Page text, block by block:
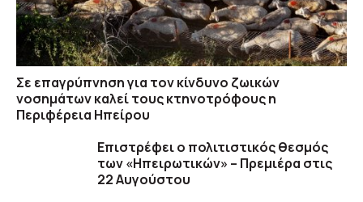
Σε επαγρύπνηση για τον κίνδυνο ζωικών
νοσημάτων καλεί τους κτηνοτρόφους η
Περιφέρεια Ηπείρου
Επιστρέφει ο πολιτιστικός θεσμός
των «Ηπειρωτικών» – Πρεμιέρα στις
22 Αυγούστου